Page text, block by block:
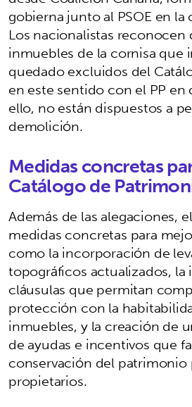
gobierna junto al PSOE en
Los nacionalistas reconocen
inmuebles de la cornisa que
quedado excluidos del
en este sentido con el PP en
ello, no están dispuestos a
demolición.
Medidas concretas
Catálogo de
Además de las alegaciones,
medidas concretas para
como la incorporación de
topográficos actualizados,
cláusulas que permitan
protección con la
inmuebles, y la creación de
de ayudas e incentivos que
conservación del patrimonio
propietarios.